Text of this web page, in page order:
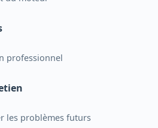
professionnel
les problèmes futurs